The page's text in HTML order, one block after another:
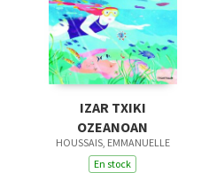
IZAR TXIKI
OZEANOAN
HOUSSAIS, EMMANUELLE
En stock